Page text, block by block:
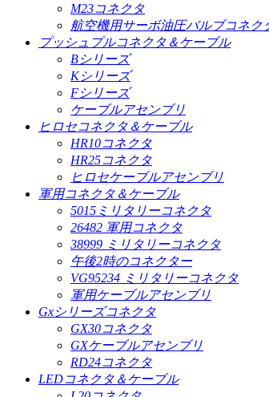
M23コネクタ
航空機用サーボ油圧バルブコネク
プッシュプルコネクタ＆ケーブル
Bシリーズ
Kシリーズ
Fシリーズ
ケーブルアセンブリ
ヒロセコネクタ＆ケーブル
HR10コネクタ
HR25コネクタ
ヒロセケーブルアセンブリ
軍用コネクタ＆ケーブル
5015ミリタリーコネクタ
26482 軍用コネクタ
38999 ミリタリーコネクタ
午後2時のコネクター
VG95234 ミリタリーコネクタ
軍用ケーブルアセンブリ
Gxシリーズコネクタ
GX30コネクタ
GXケーブルアセンブリ
RD24コネクタ
LEDコネクタ＆ケーブル